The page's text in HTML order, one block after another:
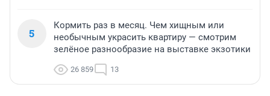
5
Кормить раз в месяц. Чем хищным или
необычным украсить квартиру — смотрим
зелёное разнообразие на выставке экзотики
26 859 13